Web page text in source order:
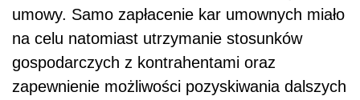
umowy. Samo zapłacenie kar umownych miało
na celu natomiast utrzymanie stosunków
gospodarczych z kontrahentami oraz
zapewnienie możliwości pozyskiwania dalszych